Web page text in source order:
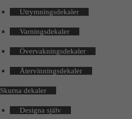
Utrymningsdekaler
Varningsdekaler
Övervakningsdekaler
Återvinningsdekaler
Skurna dekaler
Designa själv